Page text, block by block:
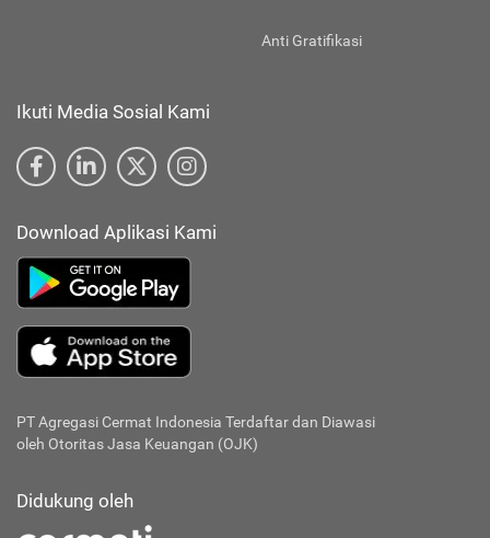
Anti Gratifikasi
Ikuti Media Sosial Kami
Download Aplikasi Kami
PT Agregasi Cermat Indonesia Terdaftar dan Diawasi
oleh Otoritas Jasa Keuangan (OJK)
Didukung oleh